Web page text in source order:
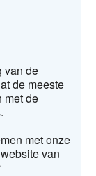
van de
de meeste
met de
met onze
van